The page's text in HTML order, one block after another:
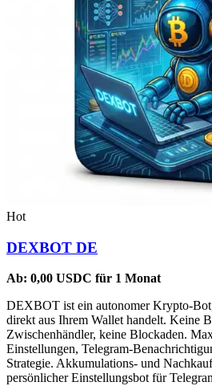
Hot
DEXBOT DE
Ab: 0,00 USDC für 1 Monat
DEXBOT ist ein autonomer Krypto-
direkt aus Ihrem Wallet handelt. Keine
Zwischenhändler, keine Blockaden.
Einstellungen, Telegram-
Strategie. Akkumulations- und
persönlicher Einstellungsbot für